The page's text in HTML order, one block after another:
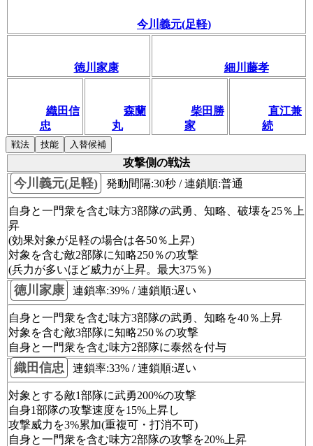
今川義元(足軽)
徳川家康 細川藤孝
織田信
忠
森蘭
丸
柴田勝
家
直江兼
続
戦法 技能 入替候補
攻撃側の戦法
今川義元(足軽) 発動間隔:30秒 / 連鎖順:普通
自身と一門衆を含む味方3部隊の武勇、知略、破壊を25％上
昇
(効果対象が足軽の場合は各50％上昇)
対象を含む敵2部隊に知略250％の攻撃
(兵力が多いほど威力が上昇。最大375％)
徳川家康 連鎖率:39% / 連鎖順:遅い
自身と一門衆を含む味方3部隊の武勇、知略を40％上昇
対象を含む敵3部隊に知略250％の攻撃
自身と一門衆を含む味方2部隊に泰然を付与
織田信忠 連鎖率:33% / 連鎖順:遅い
対象とする敵1部隊に武勇200%の攻撃
自身1部隊の攻撃速度を15%上昇し
攻撃威力を3%累加(重複可・打消不可)
自身と一門衆を含む味方2部隊の攻撃を20%上昇